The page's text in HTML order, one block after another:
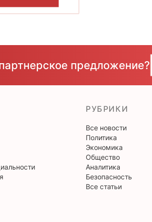
предложение?
РУБРИКИ
Все новости
Политика
Экономика
Общество
Аналитика
Безопасность
Все статьи